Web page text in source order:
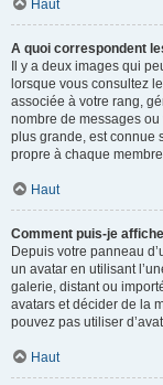
Haut
A quoi correspondent
Il y a deux images qui
lorsque vous consultez
associée à votre rang,
nombre de messages
plus grande, est connue
propre à chaque
Haut
Comment puis-je
Depuis votre panneau
un avatar en utilisant
galerie, distant ou
avatars et décider de la
pouvez pas utiliser
Haut